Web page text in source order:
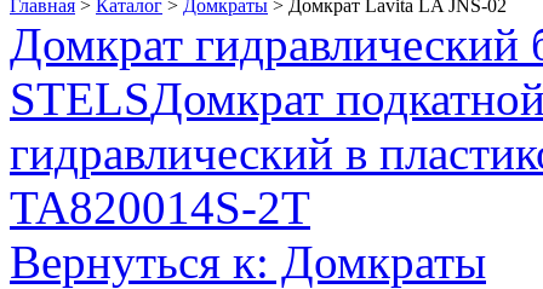
Главная > Каталог > Домкраты > Домкрат Lavita LA JNS-02
Домкрат
STELSДомкрат
гидравлический в
TA820014S-2T
Вернуться к: Домкраты